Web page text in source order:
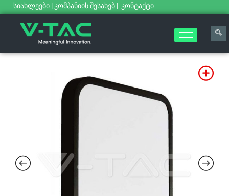
სიახლეები | კომპანიის შესახებ | კონტაქტი